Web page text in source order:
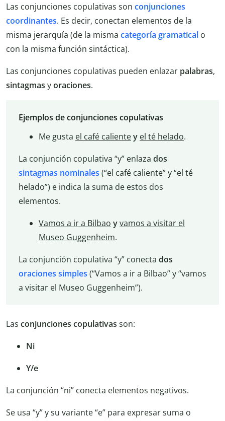
Las conjunciones copulativas son conjunciones
coordinantes. Es decir, conectan elementos de la
misma jerarquía (de la misma categoría gramatical o
con la misma función sintáctica).
Las conjunciones copulativas pueden enlazar palabras,
sintagmas yoraciones.
Ejemplos de conjunciones copulativas
Me gusta el café calientey el té helado.
La conjunción copulativa “y” enlaza dos
sintagmas nominales (“el café caliente” y “el té
helado”) e indica la suma de estos dos
elementos.
Vamos a ir a Bilbao yvamos a visitar el
Museo Guggenheim.
La conjunción copulativa “y” conecta dos
oraciones simples (“Vamos a ir a Bilbao” y “vamos
a visitar el Museo Guggenheim”).
Las conjunciones copulativas son:
Ni
Y/e
La conjunción “ni” conecta elementos negativos.
Se usa “y” y su variante “e” para expresar suma o